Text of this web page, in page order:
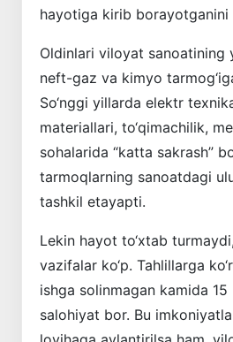
hayotiga kirib borayotganini
Oldinlari viloyat sanoatining
neft-gaz va kimyo
So‘nggi yillarda elektr
materiallari, to‘qimachilik,
sohalarida “katta sakrash”
tarmoqlarning sanoatdagi
tashkil etayapti.
Lekin hayot to‘xtab
vazifalar ko‘p. Tahlillarga
ishga solinmagan kamida
salohiyat bor. Bu